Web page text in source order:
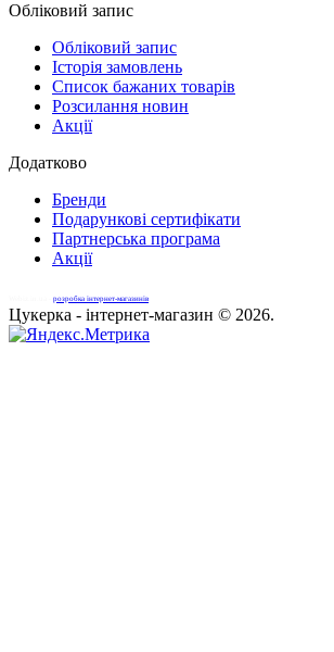
Обліковий запис
Обліковий запис
Історія замовлень
Список бажаних товарів
Розсилання новин
Акції
Додатково
Бренди
Подарункові сертифікати
Партнерська програма
Акції
розробка інтернет-магазинів
Цукерка - інтернет-магазин © 2026.